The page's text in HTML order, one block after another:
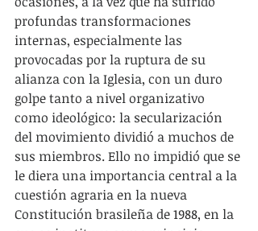
profundas transformaciones
internas, especialmente las
provocadas por la ruptura de su
alianza con la Iglesia, con un duro
golpe tanto a nivel organizativo
como ideológico: la secularización
del movimiento dividió a muchos de
sus miembros. Ello no impidió que se
le diera una importancia central a la
cuestión agraria en la nueva
Constitución brasileña de 1988, en la